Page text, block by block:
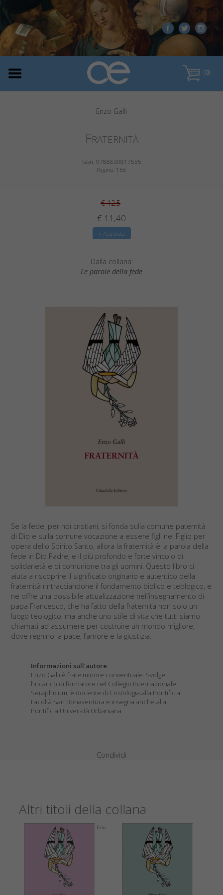
(0)
Enzo Galli
Fraternità
Isbn: 9788830817555
Pagine: 156
€ 12.5
€ 11,40
» Acquista
Dalla collana:
Le parole della fede
Se la fede, per noi cristiani, si fonda sulla comune paternità
di Dio e sulla comune vocazione a essere figli nel Figlio per
opera dello Spirito Santo, allora la fraternità è la parola della
fede in Dio Padre, e il più profondo e forte vincolo di
solidarietà e di comunione tra gli uomini. Questo libro ci
aiuta a riscoprire il significato originario e autentico della
fraternità rintracciandone il fondamento biblico e teologico, e
ne offre una possibile attualizzazione nell’insegnamento di
papa Francesco, che ha fatto della fraternità non solo un
luogo teologico, ma anche uno stile di vita che tutti siamo
chiamati ad assumere per costruire un mondo migliore,
dove regnino la pace, l’amore e la giustizia.
Informazioni sull'autore
Enzo Galli è frate minore conventuale. Svolge
l’incarico di formatore nel Collegio Internazionale
Seraphicum, è docente di Cristologia alla Pontificia
Facoltà San Bonaventura e insegna anche alla
Pontificia Università Urbaniana.
Condividi
Altri titoli della collana
Ezio